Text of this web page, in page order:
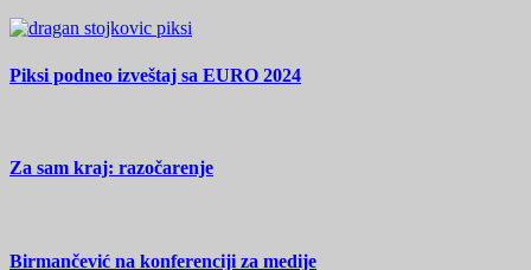
Piksi podneo izveštaj sa EURO 2024
Za sam kraj: razočarenje
Birmančević na konferenciji za medije